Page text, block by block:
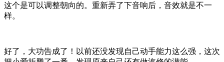
这个是可以调整朝向的。重新弄了下音响后，音效就是不一
样。
好了，大功告成了！以前还没发现自己动手能力这么强，这次